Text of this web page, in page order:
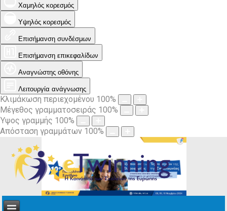
Χαμηλός κορεσμός
Υψηλός κορεσμός
Επισήμανση συνδέσμων
Επισήμανση επικεφαλίδων
Αναγνώστης οθόνης
Λειτουργία ανάγνωσης
Κλιμάκωση περιεχομένου 100%
Μέγεθος γραμματοσειράς 100%
Ύψος γραμμής 100%
Απόσταση γραμμάτων 100%